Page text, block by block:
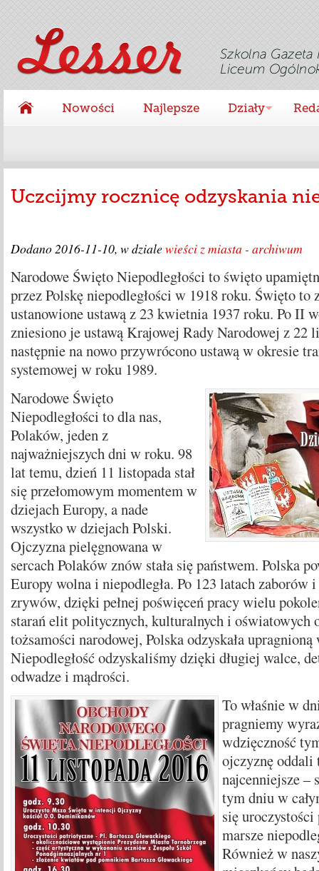
Nowości Najlepsze Działy
Uczcijmy rocznicę odzyskania
Dodano2016-11-10, w dzialewieści z miasta - archiwum
Narodowe Święto Niepodległości to święto
przez Polskę niepodległości w 1918 roku. Święto to
ustanowione ustawą z 23 kwietnia 1937 roku. Po II
zniesiono je ustawą Krajowej Rady Narodowej z 22
następnie na nowo przywrócono ustawą w okresie
systemowej w roku 1989.
Narodowe Święto
Niepodległości to dla nas,
Polaków, jeden z
najważniejszych dni w roku. 98
lat temu, dzień 11 listopada stał
się przełomowym momentem w
dziejach Europy, a nade
wszystko w dziejach Polski.
Ojczyzna pielęgnowana w
sercach Polaków znów stała się państwem. Polska
Europy wolna i niepodległa. Po 123 latach zaborów
zrywów, dzięki pełnej poświęceń pracy wielu
starań elit politycznych, kulturalnych i oświatowych
tożsamości narodowej, Polska odzyskała upragnioną
Niepodległość odzyskaliśmy dzięki długiej walce,
odwadze i mądrości.
To właśnie w
pragniemy
wdzięczność
ojczyznę
najcenniejsze –
tym dniu w
się
marsze
Również w